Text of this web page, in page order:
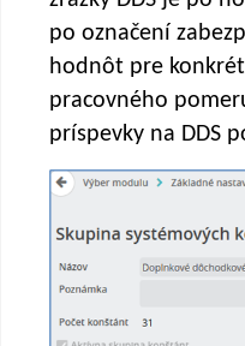
po označení
hodnôt pre
pracovného
príspevky na DDS